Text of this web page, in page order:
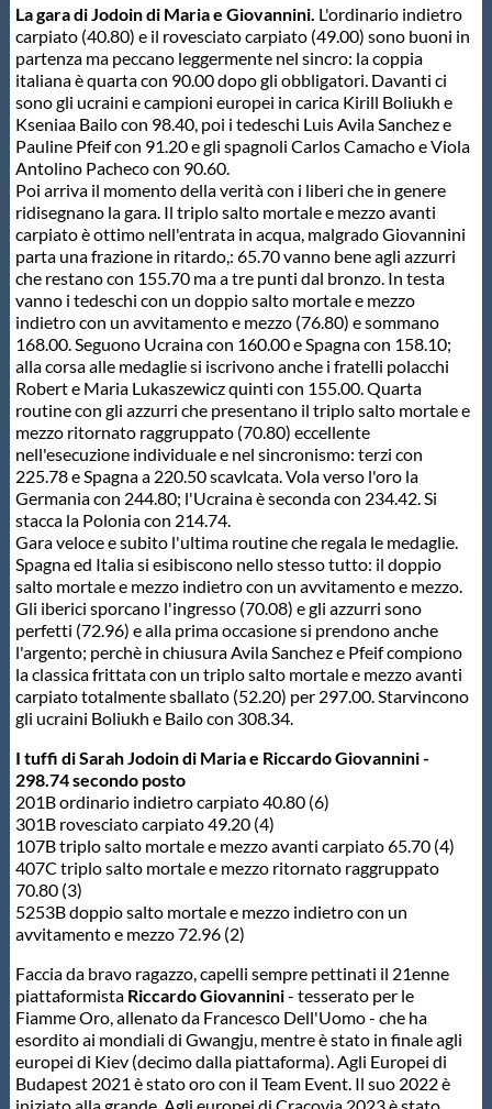
Qualità
Sostenibilità
Privacy
Cookie Policy
Archivio News
Flash News
Galleria fotografica
Videogallery
Intranet
Webmail
Contatti
Mappa del sito
La gara di Jodoin di Maria e Giovannini. L'ordinario indietro
carpiato (40.80) e il rovesciato carpiato (49.00) sono buoni in
partenza ma peccano leggermente nel sincro: la coppia
italiana è quarta con 90.00 dopo gli obbligatori. Davanti ci
sono gli ucraini e campioni europei in carica Kirill Boliukh e
Kseniaa Bailo con 98.40, poi i tedeschi Luis Avila Sanchez e
Pauline Pfeif con 91.20 e gli spagnoli Carlos Camacho e Viola
Antolino Pacheco con 90.60.
Poi arriva il momento della verità con i liberi che in genere
ridisegnano la gara. Il triplo salto mortale e mezzo avanti
carpiato è ottimo nell'entrata in acqua, malgrado Giovannini
parta una frazione in ritardo,: 65.70 vanno bene agli azzurri
che restano con 155.70 ma a tre punti dal bronzo. In testa
vanno i tedeschi con un doppio salto mortale e mezzo
indietro con un avvitamento e mezzo (76.80) e sommano
168.00. Seguono Ucraina con 160.00 e Spagna con 158.10;
alla corsa alle medaglie si iscrivono anche i fratelli polacchi
Robert e Maria Lukaszewicz quinti con 155.00. Quarta
routine con gli azzurri che presentano il triplo salto mortale e
mezzo ritornato raggruppato (70.80) eccellente
nell'esecuzione individuale e nel sincronismo: terzi con
225.78 e Spagna a 220.50 scavlcata. Vola verso l'oro la
Germania con 244.80; l'Ucraina è seconda con 234.42. Si
stacca la Polonia con 214.74.
Gara veloce e subito l'ultima routine che regala le medaglie.
Spagna ed Italia si esibiscono nello stesso tutto: il doppio
salto mortale e mezzo indietro con un avvitamento e mezzo.
Gli iberici sporcano l'ingresso (70.08) e gli azzurri sono
perfetti (72.96) e alla prima occasione si prendono anche
l'argento; perchè in chiusura Avila Sanchez e Pfeif compiono
la classica frittata con un triplo salto mortale e mezzo avanti
carpiato totalmente sballato (52.20) per 297.00. Starvincono
gli ucraini Boliukh e Bailo con 308.34.
I tuffi di Sarah Jodoin di Maria e Riccardo Giovannini -
298.74 secondo posto
201B ordinario indietro carpiato 40.80 (6)
301B rovesciato carpiato 49.20 (4)
107B triplo salto mortale e mezzo avanti carpiato 65.70 (4)
407C triplo salto mortale e mezzo ritornato raggruppato
70.80 (3)
5253B doppio salto mortale e mezzo indietro con un
avvitamento e mezzo 72.96 (2)
Faccia da bravo ragazzo, capelli sempre pettinati il 21enne
piattaformista Riccardo Giovannini- tesserato per le
Fiamme Oro, allenato da Francesco Dell'Uomo - che ha
esordito ai mondiali di Gwangju, mentre è stato in finale agli
europei di Kiev (decimo dalla piattaforma). Agli Europei di
Budapest 2021 è stato oro con il Team Event. Il suo 2022 è